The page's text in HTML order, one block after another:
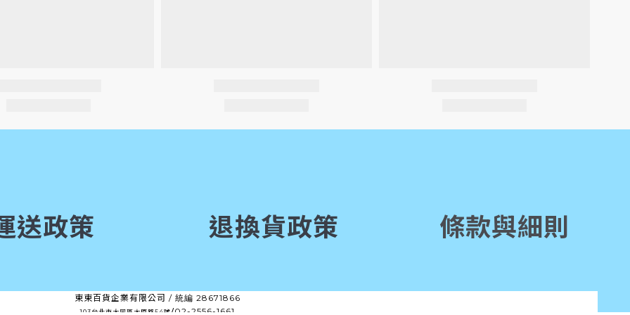
送政策 退換貨政策 條款與細則
東東百貨企業有限公司 / 統編 28671866
103台北市大同區太原路54號/02-2556-1661